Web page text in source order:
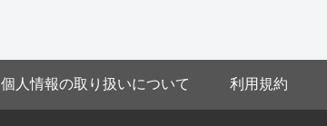
個人情報の取り扱いについて 利用規約